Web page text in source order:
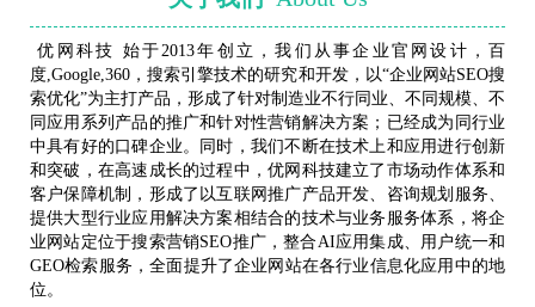
优网科技 始于2013年创立，我们从事企业官网设计，百
度,Google,360，搜索引擎技术的研究和开发，以“企业网站SEO搜
索优化”为主打产品，形成了针对制造业不行同业、不同规模、不
同应用系列产品的推广和针对性营销解决方案；已经成为同行业
中具有好的口碑企业。同时，我们不断在技术上和应用进行创新
和突破，在高速成长的过程中，优网科技建立了市场动作体系和
客户保障机制，形成了以互联网推广产品开发、咨询规划服务、
提供大型行业应用解决方案相结合的技术与业务服务体系，将企
业网站定位于搜索营销SEO推广，整合AI应用集成、用户统一和
GEO检索服务，全面提升了企业网站在各行业信息化应用中的地
位。